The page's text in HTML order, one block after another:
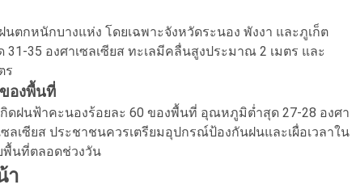
ตกหนักบางแห่ง โดยเฉพาะจังหวัดระนอง พังงา และภูเก็ต
35 องศาเซลเซียส ทะเลมีคลื่นสูงประมาณ 2 เมตร และ
ร
องพื้นที่
ฝนฟ้าคะนองร้อยละ 60 ของพื้นที่ อุณหภูมิต่ำสุด 27-28 องศา
ลเซียส ประชาชนควรเตรียมอุปกรณ์ป้องกันฝนและเผื่อเวลาใน
พื้นที่ตลอดช่วงวัน
า